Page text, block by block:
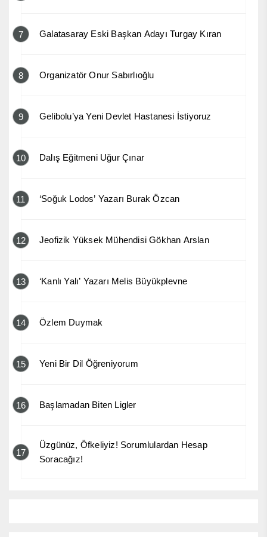
7 Galatasaray Eski Başkan Adayı Turgay Kıran
8 Organizatör Onur Sabırlıoğlu
9 Gelibolu’ya Yeni Devlet Hastanesi İstiyoruz
10 Dalış Eğitmeni Uğur Çınar
11 ‘Soğuk Lodos’ Yazarı Burak Özcan
12 Jeofizik Yüksek Mühendisi Gökhan Arslan
13 ‘Kanlı Yalı’ Yazarı Melis Büyükplevne
14 Özlem Duymak
15 Yeni Bir Dil Öğreniyorum
16 Başlamadan Biten Ligler
17
Üzgünüz, Öfkeliyiz! Sorumlulardan Hesap
Soracağız!